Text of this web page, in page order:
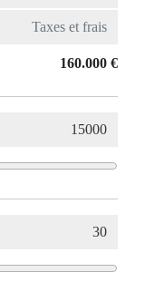
160.000 €